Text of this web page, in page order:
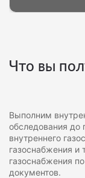
Что вы
Выполним
обследования до
внутреннего
газоснабжения и
газоснабжения
документов.